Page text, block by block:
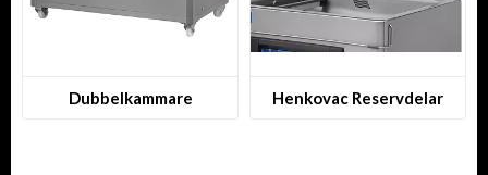
Dubbelkammare Henkovac Reservdelar